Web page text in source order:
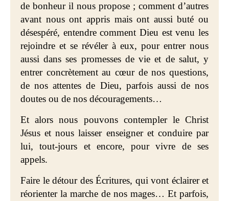
de bonheur il nous propose ; comment d’autres
avant nous ont appris mais ont aussi buté ou
désespéré, entendre comment Dieu est venu les
rejoindre et se révéler à eux, pour entrer nous
aussi dans ses promesses de vie et de salut, y
entrer concrètement au cœur de nos questions,
de nos attentes de Dieu, parfois aussi de nos
doutes ou de nos découragements…
Et alors nous pouvons contempler le Christ
Jésus et nous laisser enseigner et conduire par
lui, tout-jours et encore, pour vivre de ses
appels.
Faire le détour des Écritures, qui vont éclairer et
réorienter la marche de nos mages… Et parfois,